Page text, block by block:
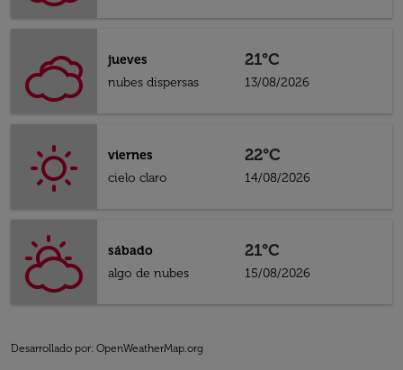
jueves
nubes dispersas
21°C
13/08/2026
viernes
cielo claro
22°C
14/08/2026
sábado
algo de nubes
21°C
15/08/2026
Desarrollado por: OpenWeatherMap.org